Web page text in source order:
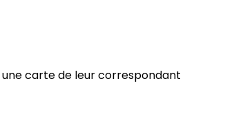
une carte de leur correspondant